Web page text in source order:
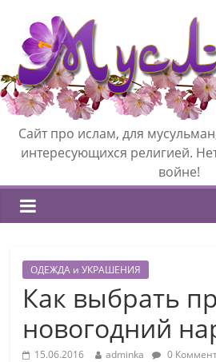
Сайт про ислам, для
интересующихся религией.
войне!
ОДЕЖДА и УКРАШЕНИЯ
Как выбрать
новогодний
15.06.2016 adminka 0